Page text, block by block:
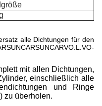
alle Dichtungen für den
mit allen Dichtungen,
einschließlich alle
und Ringe
zu überholen.